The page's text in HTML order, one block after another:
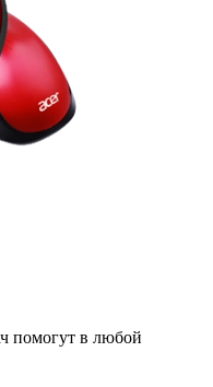
помогут в любой